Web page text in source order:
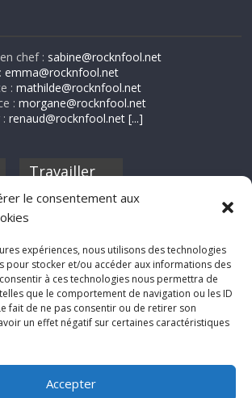
le consentement aux
expériences, nous utilisons des technologies
pour stocker et/ou accéder aux informations des
à ces technologies nous permettra de
que le comportement de navigation ou les ID
fait de ne pas consentir ou de retirer son
un effet négatif sur certaines caractéristiques
Accepter
chef : sabine@rocknfool.net
emma@rocknfool.net
:mathilde@rocknfool.net
:morgane@rocknfool.net
:renaud@rocknfool.net [...]
Travailler
Si tu souhaites
Rocknfool, n'hésite
pas à nous envoyer
tes chroniques de
concerts, de films,
séries ou des billets
d'humeur :
net